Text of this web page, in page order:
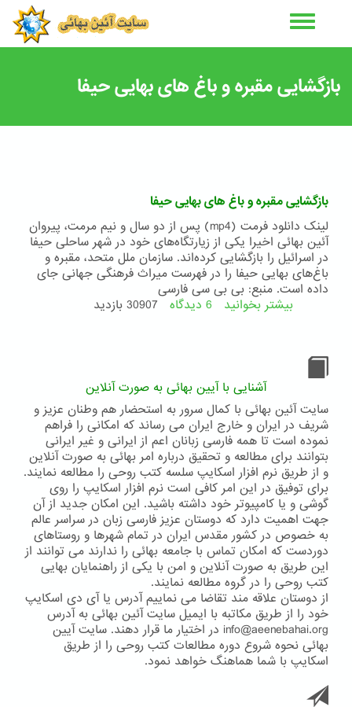
بازگشایی مقبره و باغ های بهایی حیفا
بازگشایی مقبره و باغ های بهایی حیفا
لینک دانلود فرمت (mp4) پس از دو سال و نیم مرمت، پیروان
آئین بهائی اخیرا یکی از زیارتگاه‌های خود در شهر ساحلی حیفا
در اسرائیل را بازگشایی کرده‌اند. سازمان ملل متحد، مقبره و
باغ‌های بهایی حیفا را در فهرست میراث فرهنگی جهانی جای
داده است. منبع: بی بی سی فارسی
بیشتر بخوانید درباره
های
بهایی
حیفا
6 دیدگاه 30907 بازدید
آشنایی با آیین بهائی به صورت آنلاین
سایت آئین بهائی با کمال سرور به استحضار هم وطنان عزیز و
شریف در ایران و خارج ایران می رساند که امکانی را فراهم
نموده است تا همه فارسی زبانان اعم از ایرانی و غیر ایرانی
بتوانند برای مطالعه و تحقیق درباره امر بهائی به صورت آنلاین
و از طریق نرم افزار اسکایپ سلسه کتب روحی را مطالعه نمایند.
برای توفیق در این امر کافی است نرم افزار اسکایپ را روی
گوشی و یا کامپیوتر خود داشته باشید. این امکان جدید از آن
جهت اهمیت دارد که دوستان عزیز فارسی زبان در سراسر عالم
به خصوص در کشور مقدس ایران در تمام شهرها و روستاهای
دوردست که امکان تماس با جامعه بهائی را ندارند می توانند از
این طریق به صورت آنلاین و امن با یکی از راهنمایان بهایی
کتب روحی را در گروه مطالعه نمایند.
از دوستان علاقه مند تقاضا می نماییم آدرس یا آی دی اسکایپ
خود را از طریق مکاتبه با ایمیل سایت آئین بهائی به آدرس
info@aeenebahai.org در اختیار ما قرار دهند. سایت آیین
بهائی نحوه شروع دوره مطالعات کتب روحی را از طریق
اسکایپ با شما هماهنگ خواهد نمود.